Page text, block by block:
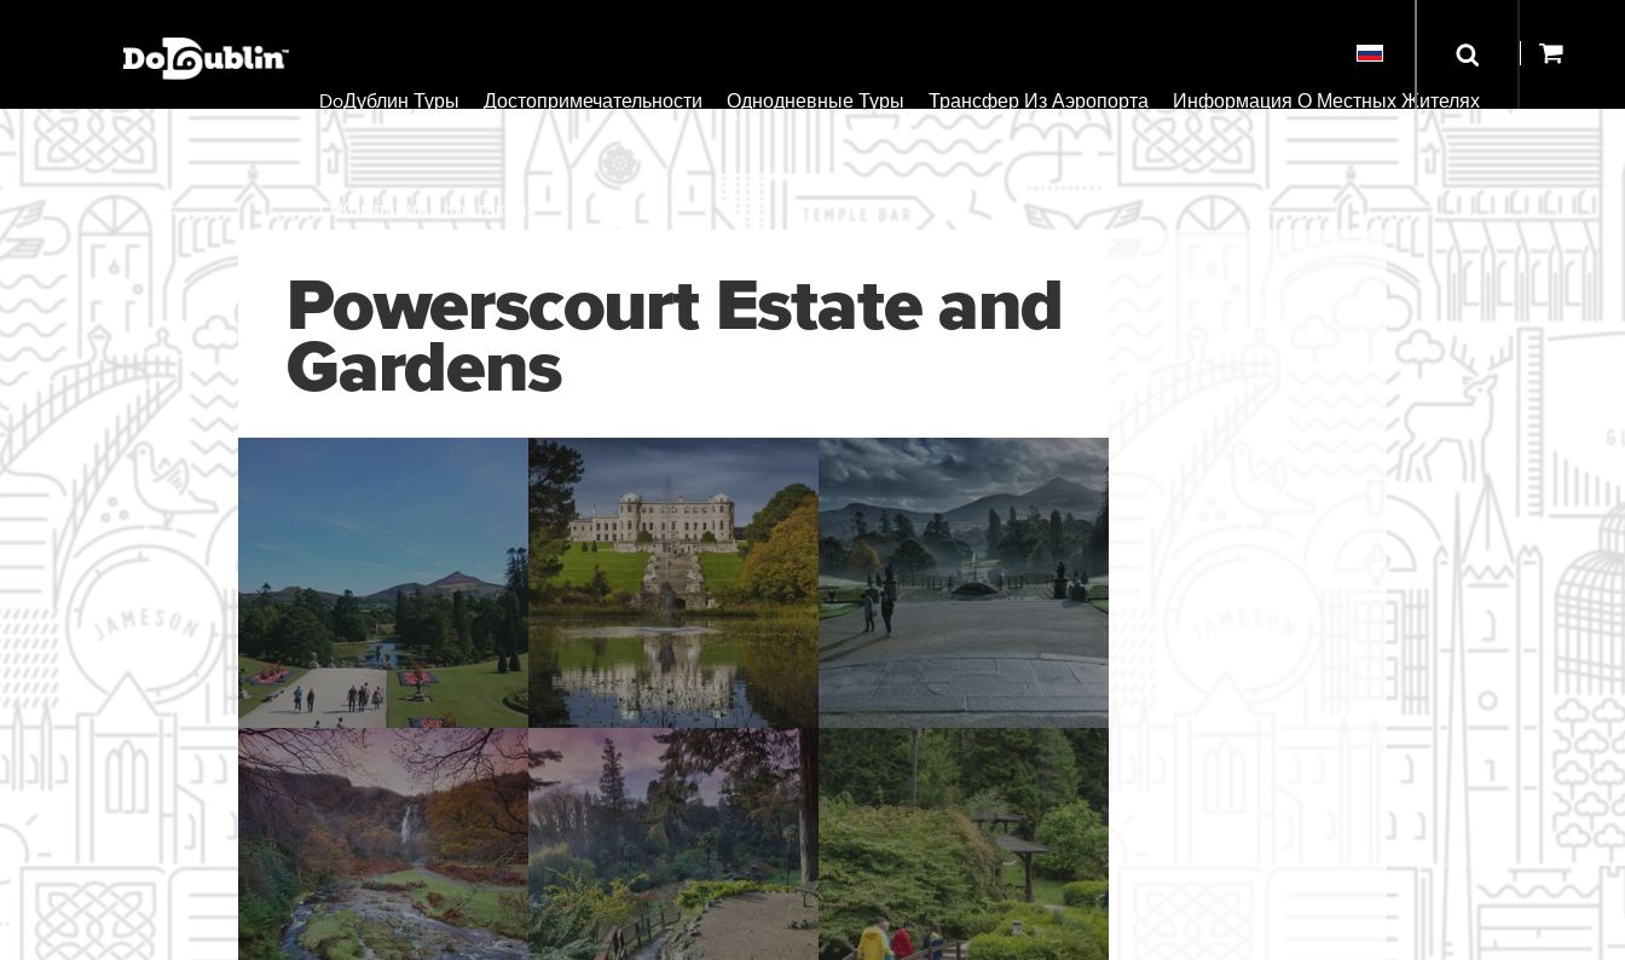
DoДублин Туры Достопримечательности Однодневные Туры Трансфер Из Аэропорта Информация О Местных Жителях
О Компании / Контакты
Powerscourt Estate and
Gardens